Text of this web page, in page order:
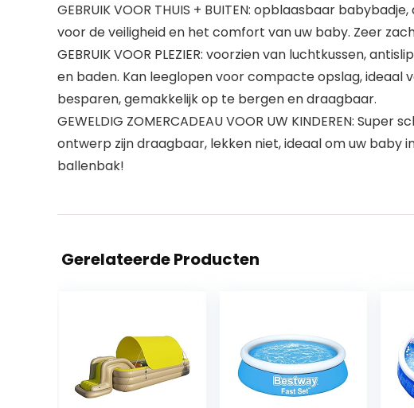
GEBRUIK VOOR THUIS + BUITEN: opblaasbaar
voor de veiligheid en het comfort van uw baby. Zeer
GEBRUIK VOOR PLEZIER: voorzien van luchtkussen,
en baden. Kan leeglopen voor compacte opslag,
besparen, gemakkelijk op te bergen en draagbaar.
GEWELDIG ZOMERCADEAU VOOR UW KINDEREN:
ontwerp zijn draagbaar, lekken niet, ideaal om uw baby
ballenbak!
Gerelateerde Producten